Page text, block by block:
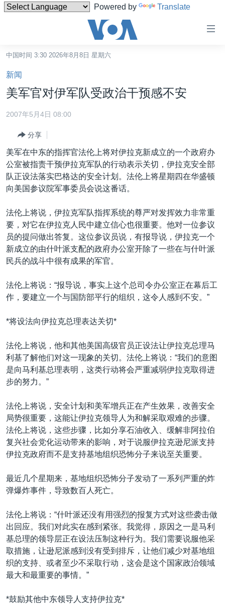
Powered by Translate
碍
链
接
跳
转
容
转
到
航
跳
到
检
港澳
国际
最新国际新闻
印太
中东
欧洲
非洲
美洲
全球议题
分类新闻
经济·金融·贸易
人权·法律·宗教
科教·文娱·体健
军事
劳工
环境
美中关系
热点专题
白宫要闻
国会报道
美中关系
美国建国250周年
埃博拉疫情
美国之音专访
台海两岸关系
南中国海争端
关注新疆
GEN Z 看美国
VOA视频
VOA今日焦点
中文广播
关注我们
其他语言网站
中国时间 3:30 2026年8月8日 星期六
新闻
美军官对伊军队受政治干预感不安
2007年5月4日 08:00
分享
美军在中东的指挥官法伦上将对伊拉克新成立的一个政府办
公室被指责干预伊拉克军队的行动表示关切，伊拉克安全部
队正设法落实巴格达的安全计划。法伦上将星期四在华盛顿
向美国参议院军事委员会说这番话。
法伦上将说，伊拉克军队指挥系统的尊严对发挥效力非常重
要，对它在伊拉克人民中建立信心也很重要。他对一位参议
员的提问做出答复。这位参议员说，有报导说，伊拉克一个
新成立的由什叶派支配的政府办公室开除了一些在与什叶派
民兵的战斗中很有成果的军官。
法伦上将说：“报导说，事实上这个总司令办公室正在幕后工
作，要建立一个与国防部平行的组织，这令人感到不安。”
*将设法向伊拉克总理表达关切*
法伦上将说，他和其他美国高级官员正设法让伊拉克总理马
利基了解他们对这一现象的关切。法伦上将说：“我们的意图
是向马利基总理表明，这类行动将会严重减弱伊拉克取得进
步的努力。”
法伦上将说，安全计划和美军增兵正在产生效果，改善安全
局势很重要，这能让伊拉克领导人为和解采取艰难的步骤。
法伦上将说，这些步骤，比如分享石油收入、缓解非阿拉伯
复兴社会党化运动带来的影响，对于说服伊拉克逊尼派支持
伊拉克政府而不是支持基地组织恐怖分子来说至关重要。
最近几个星期来，基地组织恐怖分子发动了一系列严重的炸
弹爆炸事件，导致数百人死亡。
法伦上将说：“什叶派还没有用强烈的报复方式对这些袭击做
出回应。我们对此实在感到紧张。我觉得，原因之一是马利
基总理的领导层正在设法压制这种行为。我们需要说服他采
取措施，让逊尼派感到没有受到排斥，让他们减少对基地组
织的支持、或者至少不采取行动，这会是这个国家政治领域
最大和最重要的事情。”
*鼓励其他中东领导人支持伊拉克*